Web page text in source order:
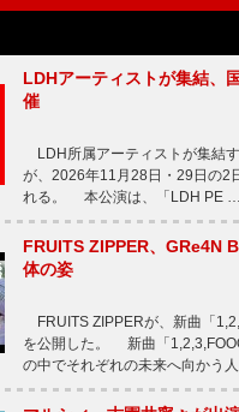
LDHアーティストが集結、
催
LDH所属アーティストが集結
が、2026年11月28日・29日の2
れる。 本公演は、「LDH PE …
FRUITS ZIPPER、GRe4N
体の姿
FRUITS ZIPPERが、新曲「
を公開した。 新曲「
の中でそれぞれの未来へ向かう